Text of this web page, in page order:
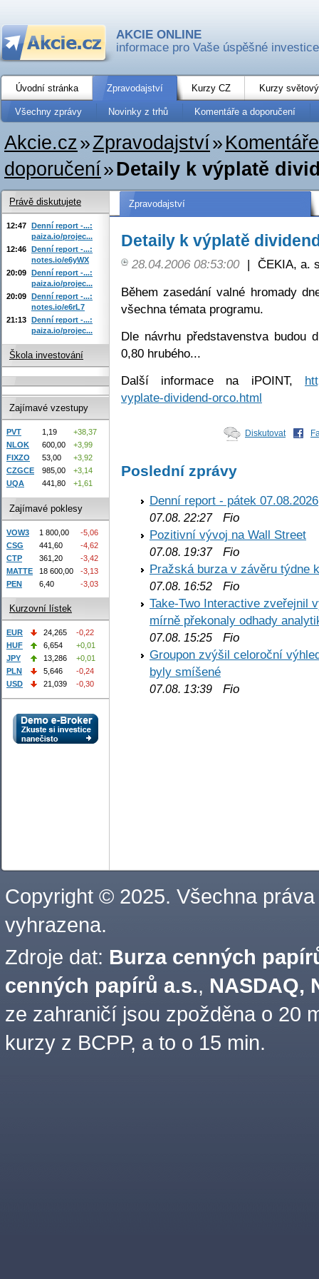
AKCIE ONLINE
informace pro Vaše úspěšné investice
Úvodní stránka Zpravodajství Kurzy CZ Kurzy
Všechny zprávy Novinky z trhů Komentáře a doporučení
Akcie.cz»Zpravodajství»
doporučení»Detaily k výplatě
Zpravodajství
Detaily k výplatě
28.04.2006 08:53:00 | ČEKIA, a.
Během zasedání valné hromady
všechna témata programu.
Dle návrhu představenstva budou
0,80 hrubého...
Další informace na iPOINT,
vyplate-dividend-orco.html
Diskutovat
Poslední zprávy
Denní report - pátek 07.08.2026
07.08. 22:27Fio
Pozitivní vývoj na Wall Street
07.08. 19:37Fio
Pražská burza v závěru týdne
07.08. 16:52 Fio
Take-Two Interactive zveřejnil
mírně překonaly odhady
07.08. 15:25 Fio
Groupon zvýšil celoroční
byly smíšené
07.08. 13:39 Fio
Právě diskutujete
12:47 Denní report -...:
paiza.io/projec...
12:46 Denní report -...:
notes.io/e6yWX
20:09 Denní report -...:
paiza.io/projec...
20:09 Denní report -...:
notes.io/e6rL7
21:13 Denní report -...:
paiza.io/projec...
Škola investování
Zajímavé vzestupy
PVT 1,19
+38,37
NLOK
600,00
+3,99
FIXZO
53,00
+3,92
CZGCE
985,00
+3,14
UQA
441,80 +1,61
Zajímavé poklesy
VOW3 1 800,00
-5,06
CSG
441,60
-4,62
CTP
361,20
-3,42
MATTE
18 600,00
-3,13
PEN
6,40 -3,03
Kurzovní lístek
EUR 24,265
-0,22
HUF
6,654
+0,01
JPY
13,286
+0,01
PLN
5,646
-0,24
USD
21,039 -0,30
Copyright © 2025. Všechna práva
vyhrazena.
Zdroje dat: Burza cenných
cenných papírů a.s., NASDAQ,
ze zahraničí jsou zpožděna o 20
kurzy z BCPP, a to o 15 min.